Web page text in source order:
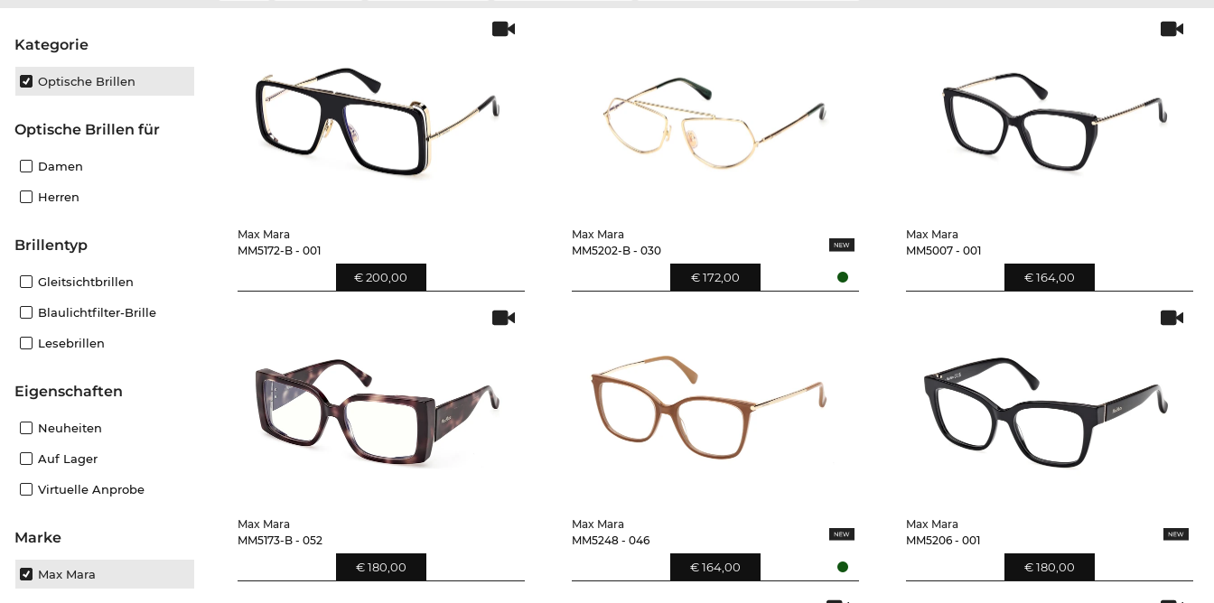
Kategorie
Optische Brillen
Optische Brillen für
Damen
Herren
Brillentyp
Gleitsichtbrillen
Blaulichtfilter-Brille
Lesebrillen
Eigenschaften
Neuheiten
Auf Lager
Virtuelle Anprobe
Marke
Max Mara
Max Mara
MM5172-B - 001
€ 200,00
Max Mara
MM5202-B - 030
€ 172,00
Max Mara
MM5007 - 001
€ 164,00
Max Mara
MM5173-B - 052
€ 180,00
Max Mara
MM5248 - 046
€ 164,00
Max Mara
MM5206 - 001
€ 180,00